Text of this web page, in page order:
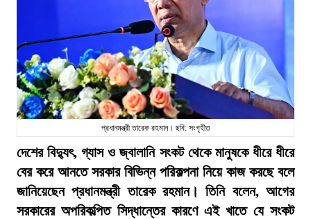
প্রধানমন্ত্রী তারেক রহমান। ছবি: সংগৃহীত
দেশের বিদ্যুৎ, গ্যাস ও জ্বালানি সংকট থেকে মানুষকে ধীরে ধীরে
বের করে আনতে সরকার বিভিন্ন পরিকল্পনা নিয়ে কাজ করছে বলে
জানিয়েছেন প্রধানমন্ত্রী তারেক রহমান। তিনি বলেন, আগের
সরকারের অপরিকল্পিত সিদ্ধান্তের কারণে এই খাতে যে সংকট